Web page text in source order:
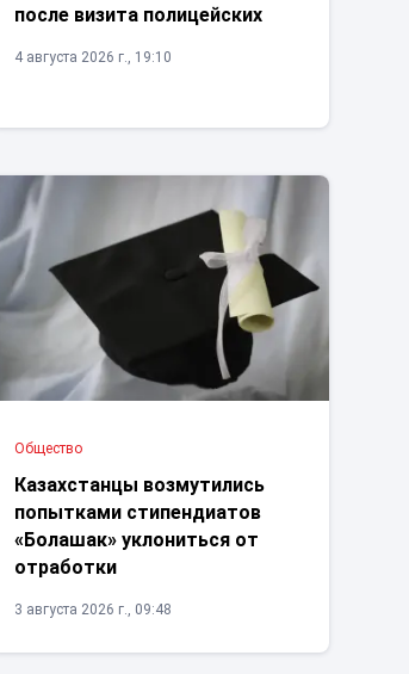
после визита полицейских
4 августа 2026 г., 19:10
Общество
Казахстанцы возмутились
попытками стипендиатов
«Болашак» уклониться от
отработки
3 августа 2026 г., 09:48